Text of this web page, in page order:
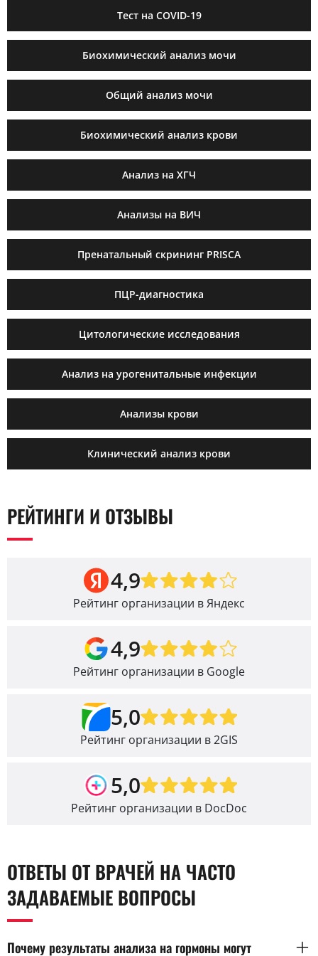
Тест на COVID-19
Биохимический анализ мочи
Общий анализ мочи
Биохимический анализ крови
Анализ на ХГЧ
Анализы на ВИЧ
Пренатальный скрининг PRISCA
ПЦР-диагностика
Цитологические исследования
Анализ на урогенитальные инфекции
Анализы крови
Клинический анализ крови
РЕЙТИНГИ И ОТЗЫВЫ
4,9
Рейтинг организации в Яндекс
4,9
Рейтинг организации в Google
5,0
Рейтинг организации в 2GIS
5,0
Рейтинг организации в DocDoc
ОТВЕТЫ ОТ ВРАЧЕЙ НА ЧАСТО
ЗАДАВАЕМЫЕ ВОПРОСЫ
Почему результаты анализа на гормоны могут